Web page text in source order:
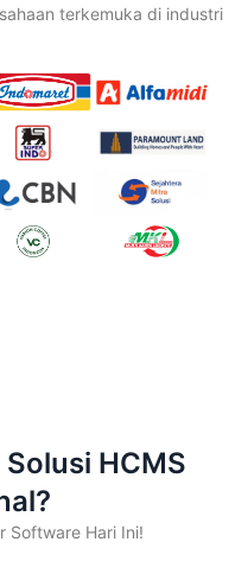
terkemuka di industri
HCMS
Software Hari Ini!